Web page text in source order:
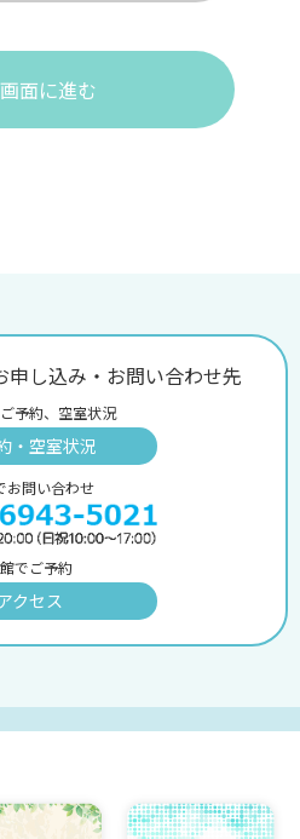
面に進む
し込み・お問い合わせ先
予約、空室状況
・空室状況
お問い合わせ
でご予約
クセス